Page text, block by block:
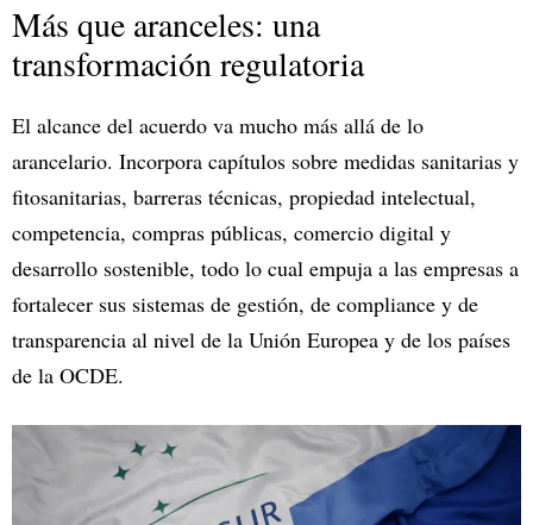
Más que aranceles: una
transformación regulatoria
El alcance del acuerdo va mucho más allá de lo
arancelario. Incorpora capítulos sobre medidas sanitarias y
fitosanitarias, barreras técnicas, propiedad intelectual,
competencia, compras públicas, comercio digital y
desarrollo sostenible, todo lo cual empuja a las empresas a
fortalecer sus sistemas de gestión, de compliance y de
transparencia al nivel de la Unión Europea y de los países
de la OCDE.